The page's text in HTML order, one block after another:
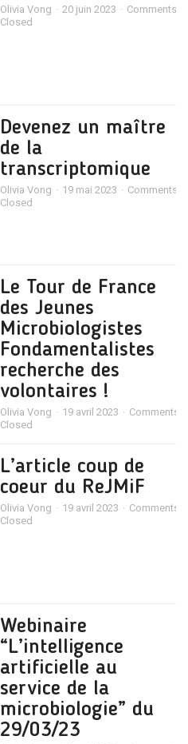
Olivia Vong 20 juin 2023
Comments
Closed
Devenez un maître
de la
transcriptomique
Olivia Vong 19 mai 2023
Comments
Closed
Le Tour de France
des Jeunes
Microbiologistes
Fondamentalistes
recherche des
volontaires !
Olivia Vong 19 avril 2023
Comments
Closed
L’article coup de
coeur du ReJMiF
Olivia Vong 19 avril 2023
Comments
Closed
Webinaire
“L’intelligence
artificielle au
service de la
microbiologie” du
29/03/23